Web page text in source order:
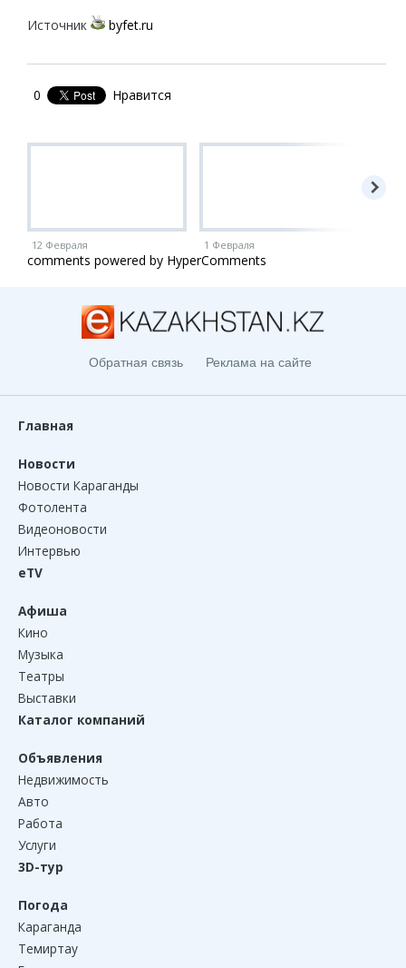
Источник byfet.ru
0 Нравится
12 Февраля 1 Февраля
comments powered by HyperComments
Обратная связь Реклама на сайте
Главная
Новости
Новости Караганды
Фотолента
Видеоновости
Интервью
eTV
Афиша
Кино
Музыка
Театры
Выставки
Каталог компаний
Объявления
Недвижимость
Авто
Работа
Услуги
3D-тур
Погода
Караганда
Темиртау